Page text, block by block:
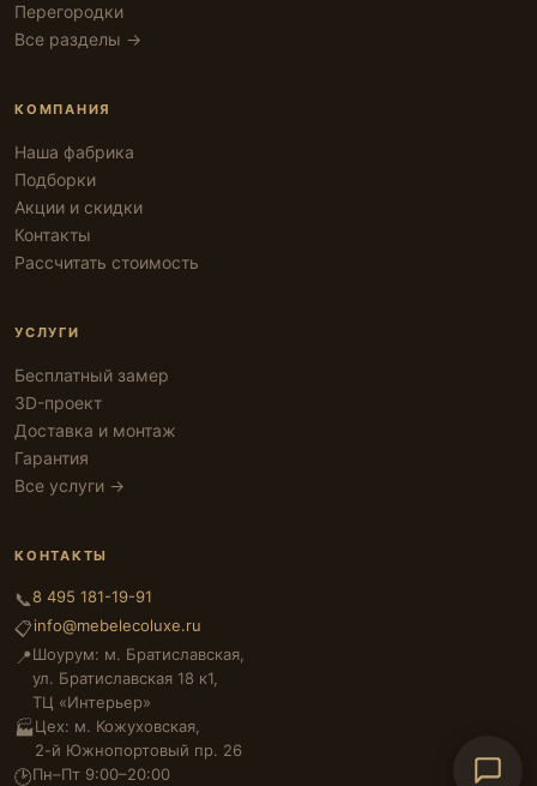
Перегородки
Все разделы →
КОМПАНИЯ
Наша фабрика
Подборки
Акции и скидки
Контакты
Рассчитать стоимость
УСЛУГИ
Бесплатный замер
3D-проект
Доставка и монтаж
Гарантия
Все услуги →
КОНТАКТЫ
📞8 495 181-19-91
📋info@mebelecoluxe.ru
📍Шоурум: м. Братиславская,
ул. Братиславская 18 к1,
ТЦ «Интерьер»
🏭Цех: м. Кожуховская,
2-й Южнопортовый пр. 26
🕑Пн–Пт 9:00–20:00